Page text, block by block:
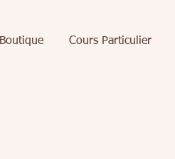
Boutique Cours Particulier